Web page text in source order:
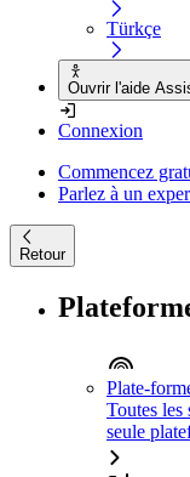
Türkçe
Ouvrir l'aide
Connexion
Commencez
Parlez à un
Retour
Plate-
Toutes les
seule